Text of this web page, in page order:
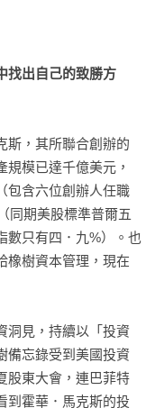
找出自己的致勝方
斯，其所聯合創辦的
模已達千億美元，
包含六位創辦人任職
同期美股標準普爾五
數只有四．九%）。也
橡樹資本管理，現在
洞見，持續以「投資
備忘錄受到美國投資
股東大會，連巴菲特
到霍華．馬克斯的投